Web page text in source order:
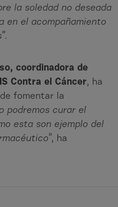
la soledad no deseada
en el acompañamiento
”.
coordinadora de
Contra el Cáncer, ha
fomentar la
podremos curar el
esta son ejemplo del
”, ha